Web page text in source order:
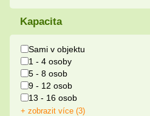
Kapacita
Sami v objektu
1 - 4 osoby
5 - 8 osob
9 - 12 osob
13 - 16 osob
+ zobrazit více (3)